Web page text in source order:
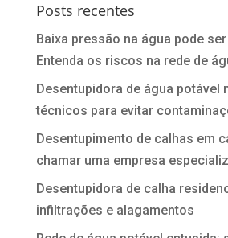
Posts recentes
Baixa pressão na água pode
Entenda os riscos na rede de
Desentupidora de água potável
técnicos para evitar
Desentupimento de calhas em
chamar uma empresa
Desentupidora de calha
infiltrações e alagamentos